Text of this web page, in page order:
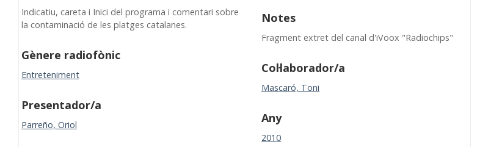
Indicatiu, careta i Inici del programa i comentari sobre
la contaminació de les platges catalanes.
Gènere radiofònic
Entreteniment
Presentador/a
Parreño, Oriol
Notes
Fragment extret del canal d'iVoox "Radiochips"
Col·laborador/a
Mascaró, Toni
Any
2010